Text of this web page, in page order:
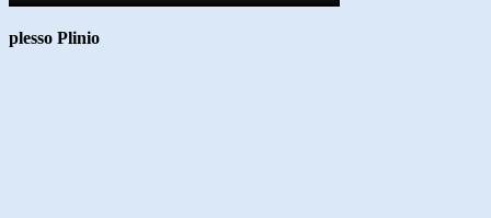
plesso Plinio